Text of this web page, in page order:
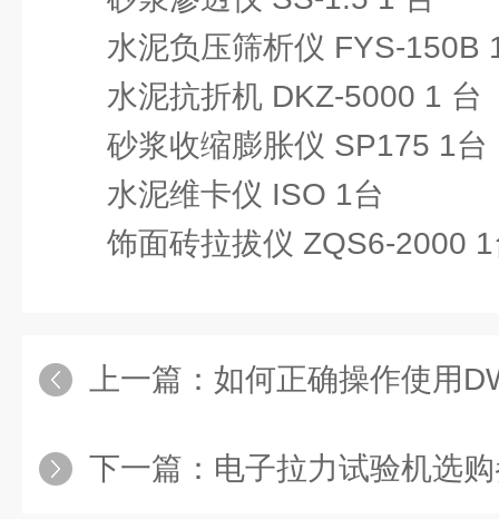
水泥负压筛析仪 FYS-150B
水泥抗折机 DKZ-5000 1 台
砂浆收缩膨胀仪 SP175 1台
水泥维卡仪 ISO 1台
饰面砖拉拔仪 ZQS6-2000
上一篇： 如何正确操作使用
下一篇： 电子拉力试验机选